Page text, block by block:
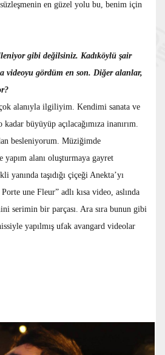
en güzel yolu bu, benim için
gibi değilsiniz. Kadıköylü şair
videoyu gördüm en son. Diğer alanlar,
çok alanıyla ilgiliyim. Kendimi sanata ve
büyüyüp açılacağımıza inanırım.
besleniyorum. Müziğimde
alanı oluşturmaya gayret
yanında taşıdığı çiçeği Anekta’yı
une Fleur” adlı kısa video, aslında
serimin bir parçası. Ara sıra bunun gibi
yapılmış ufak avangard videolar